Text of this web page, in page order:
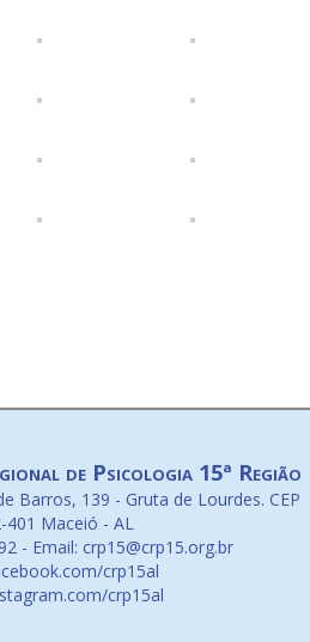
de Psicologia 15ª Região
Barros, 139 - Gruta de Lourdes. CEP
401 Maceió - AL
- Email: crp15@crp15.org.br
crp15al
crp15al